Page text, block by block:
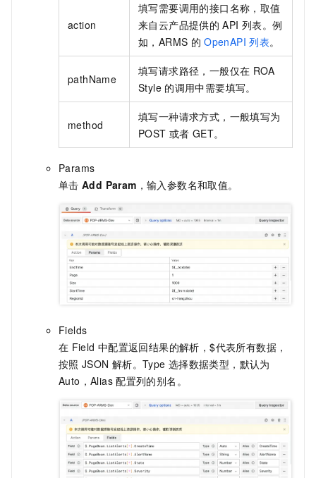
action
填写需要调用的接口名称，取值
来自云产品提供的 API 列表。例
如，ARMS 的 OpenAPI 列表。
pathName
填写请求路径，一般仅在 ROA
Style 的调用中需要填写。
method
填写一种请求方式，一般填写为
POST 或者 GET。
Params
单击 Add Param ，输入参数名和取值。
Fields
在 Field 中配置返回结果的解析，$代表所有数据，
按照 JSON 解析。Type 选择数据类型，默认为
Auto，Alias 配置列的别名。